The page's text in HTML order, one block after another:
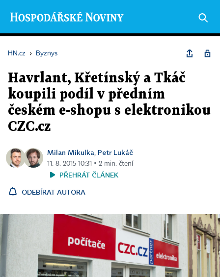
HN.cz › Byznys
Havrlant, Křetínský a Tkáč
koupili podíl v předním
českém e-shopu s elektronikou
CZC.cz
Milan Mikulka, Petr Lukáč
11. 8. 2015 10:31 ▪ 2 min. čtení
PŘEHRÁT ČLÁNEK
ODEBÍRAT AUTORA